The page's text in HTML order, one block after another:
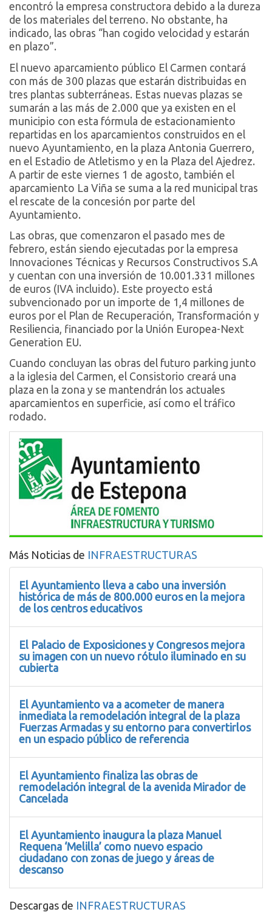
encontró la empresa constructora debido a la dureza
de los materiales del terreno. No obstante, ha
indicado, las obras “han cogido velocidad y estarán
en plazo”.
El nuevo aparcamiento público El Carmen contará
con más de 300 plazas que estarán distribuidas en
tres plantas subterráneas. Estas nuevas plazas se
sumarán a las más de 2.000 que ya existen en el
municipio con esta fórmula de estacionamiento
repartidas en los aparcamientos construidos en el
nuevo Ayuntamiento, en la plaza Antonia Guerrero,
en el Estadio de Atletismo y en la Plaza del Ajedrez.
A partir de este viernes 1 de agosto, también el
aparcamiento La Viña se suma a la red municipal tras
el rescate de la concesión por parte del
Ayuntamiento.
Las obras, que comenzaron el pasado mes de
febrero, están siendo ejecutadas por la empresa
Innovaciones Técnicas y Recursos Constructivos S.A
y cuentan con una inversión de 10.001.331 millones
de euros (IVA incluido). Este proyecto está
subvencionado por un importe de 1,4 millones de
euros por el Plan de Recuperación, Transformación y
Resiliencia, financiado por la Unión Europea-Next
Generation EU.
Cuando concluyan las obras del futuro parking junto
a la iglesia del Carmen, el Consistorio creará una
plaza en la zona y se mantendrán los actuales
aparcamientos en superficie, así como el tráfico
rodado.
Más Noticias de INFRAESTRUCTURAS
El Ayuntamiento lleva a cabo una inversión
histórica de más de 800.000 euros en la mejora
de los centros educativos
El Palacio de Exposiciones y Congresos mejora
su imagen con un nuevo rótulo iluminado en su
cubierta
El Ayuntamiento va a acometer de manera
inmediata la remodelación integral de la plaza
Fuerzas Armadas y su entorno para convertirlos
en un espacio público de referencia
El Ayuntamiento finaliza las obras de
remodelación integral de la avenida Mirador de
Cancelada
El Ayuntamiento inaugura la plaza Manuel
Requena ‘Melilla’ como nuevo espacio
ciudadano con zonas de juego y áreas de
descanso
Descargas de INFRAESTRUCTURAS